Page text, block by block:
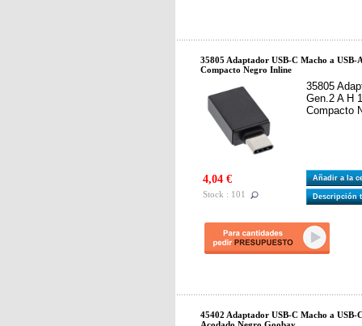
35805 Adaptador USB-C Macho a
Compacto Negro Inline
35805
Gen.2 A H
Compacto
4,04 €
Stock : 101
Añadir a la
Descripción
45402 Adaptador USB-C Macho a USB-